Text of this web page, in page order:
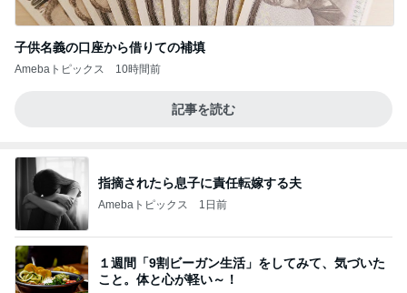
子供名義の口座から借りての補填
Amebaトピックス 10時間前
記事を読む
指摘されたら息子に責任転嫁する夫
Amebaトピックス 1日前
１週間「9割ビーガン生活」をしてみて、気づいた
こと。体と心が軽い～！